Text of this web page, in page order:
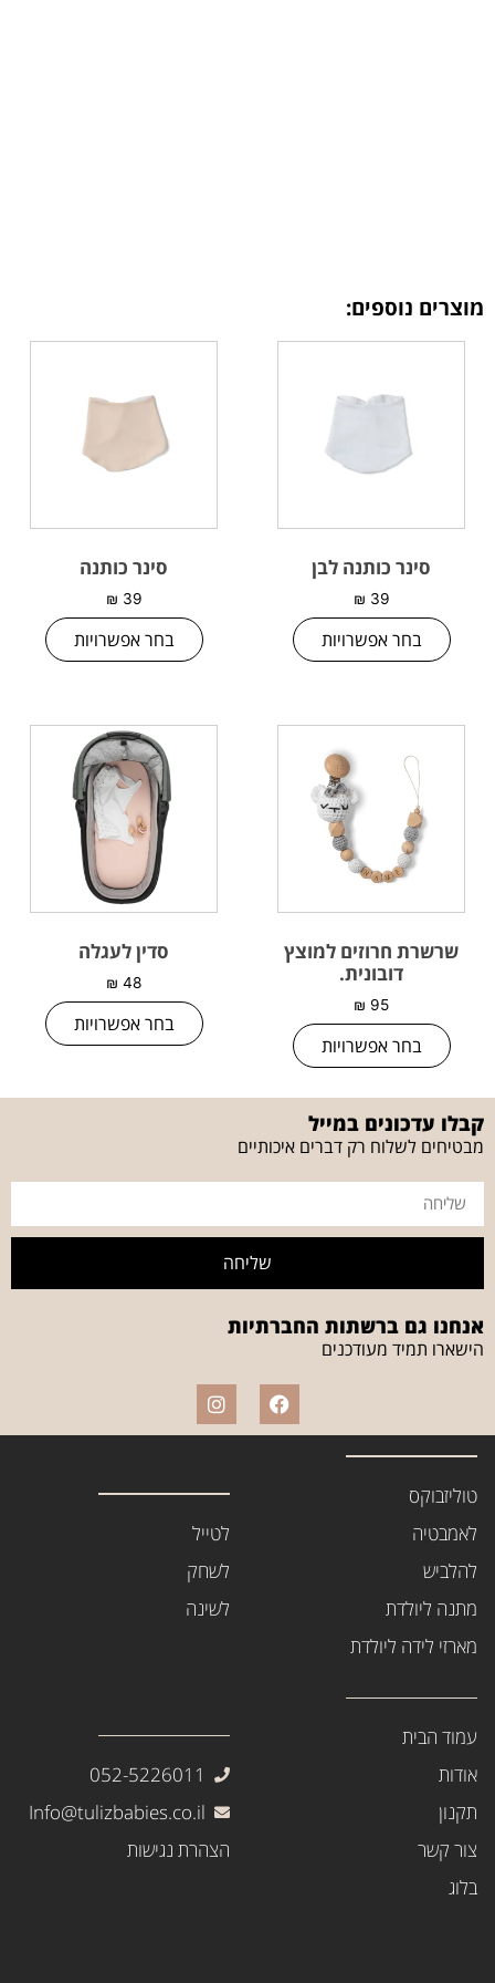
מוצרים נוספים:
סינר כותנה לבן
₪ 39
בחר אפשרויות
סינר כותנה
₪ 39
בחר אפשרויות
שרשרת חרוזים למוצץ
דובונית.
₪ 95
בחר אפשרויות
סדין לעגלה
₪ 48
בחר אפשרויות
קבלו עדכונים במייל
מבטיחים לשלוח רק דברים איכותיים
שליחה
אנחנו גם ברשתות החברתיות
הישארו תמיד מעודכנים
טוליזבוקס
לאמבטיה
להלביש
מתנה ליולדת
מארזי לידה ליולדת
לטייל
לשחק
לשינה
עמוד הבית
אודות
תקנון
צור קשר
בלוג
052-5226011
Info@tulizbabies.co.il
הצהרת נגישות